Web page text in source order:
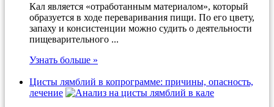
Кал является «отработанным материалом», который
образуется в ходе переваривания пищи. По его цвету,
запаху и консистенции можно судить о деятельности
пищеварительного ...
Узнать больше »
Цисты лямблий в копрограмме: причины, опасность,
лечение